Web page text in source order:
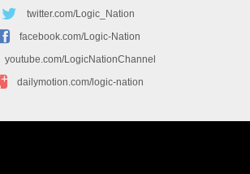
twitter.com/Logic_Nation
facebook.com/Logic-Nation
youtube.com/LogicNationChannel
dailymotion.com/logic-nation